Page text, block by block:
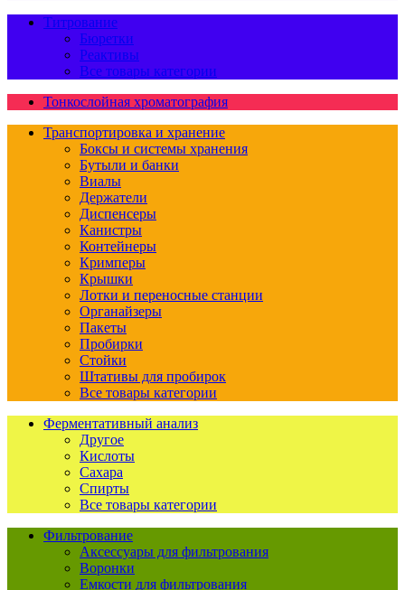
Титрование
Бюретки
Реактивы
Все товары категории
Тонкослойная хроматография
Транспортировка и хранение
Боксы и системы хранения
Бутыли и банки
Виалы
Держатели
Диспенсеры
Канистры
Контейнеры
Кримперы
Крышки
Лотки и переносные станции
Органайзеры
Пакеты
Пробирки
Стойки
Штативы для пробирок
Все товары категории
Ферментативный анализ
Другое
Кислоты
Сахара
Спирты
Все товары категории
Фильтрование
Аксессуары для фильтрования
Воронки
Емкости для фильтрования